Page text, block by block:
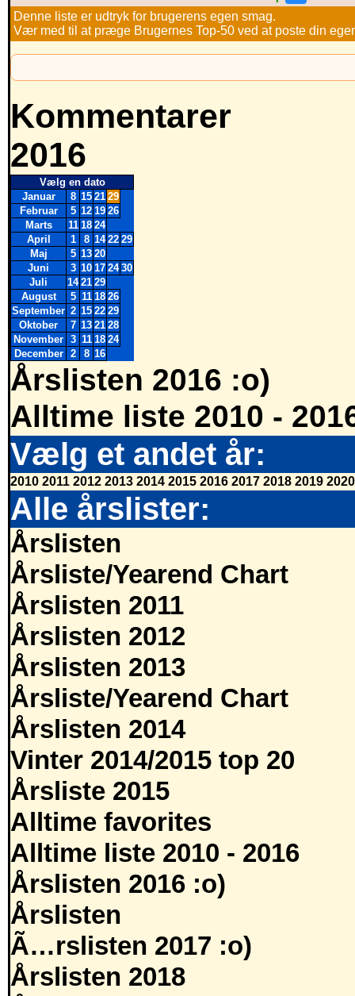
Denne liste er udtryk for brugerens egen smag.
Vær med til at præge Brugernes Top-50 ved at poste din
Kommentarer
2016
Vælg en dato
Januar
8 15 21 29
Februar
5 12 19 26
Marts
11 18 24
April
1 8 14 22 29
Maj
5 13 20
Juni
3 10 17 24 30
Juli
14 21 29
August
5 11 18 26
September 2 15 22 29
Oktober
7 13 21 28
November 3 11 18 24
December
2 8 16
Årslisten 2016 :o)
Alltime liste 2010 -
Vælg et andet år:
2010 2011 2012 2013 2014 2015 2016 2017 2018 2019 2020
Alle årslister:
Årslisten
Årsliste/Yearend Chart
Årslisten 2011
Årslisten 2012
Årslisten 2013
Årsliste/Yearend Chart
Årslisten 2014
Vinter 2014/2015 top 20
Årsliste 2015
Alltime favorites
Alltime liste 2010 - 2016
Årslisten 2016 :o)
Årslisten
Ã…rslisten 2017 :o)
Årslisten 2018